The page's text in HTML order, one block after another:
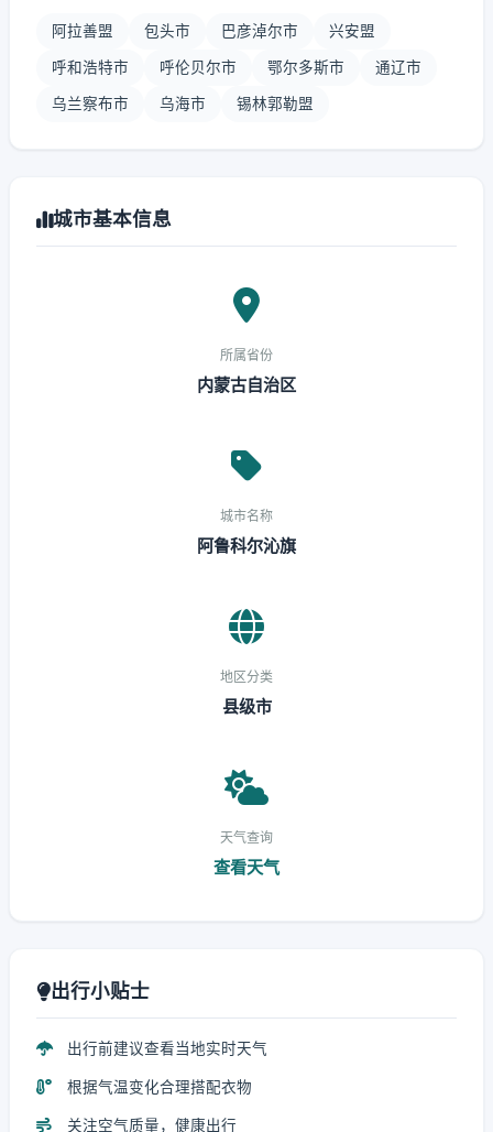
阿拉善盟 包头市 巴彦淖尔市 兴安盟
呼和浩特市 呼伦贝尔市 鄂尔多斯市 通辽市
乌兰察布市 乌海市 锡林郭勒盟
城市基本信息
所属省份
内蒙古自治区
城市名称
阿鲁科尔沁旗
地区分类
县级市
天气查询
查看天气
出行小贴士
出行前建议查看当地实时天气
根据气温变化合理搭配衣物
关注空气质量，健康出行